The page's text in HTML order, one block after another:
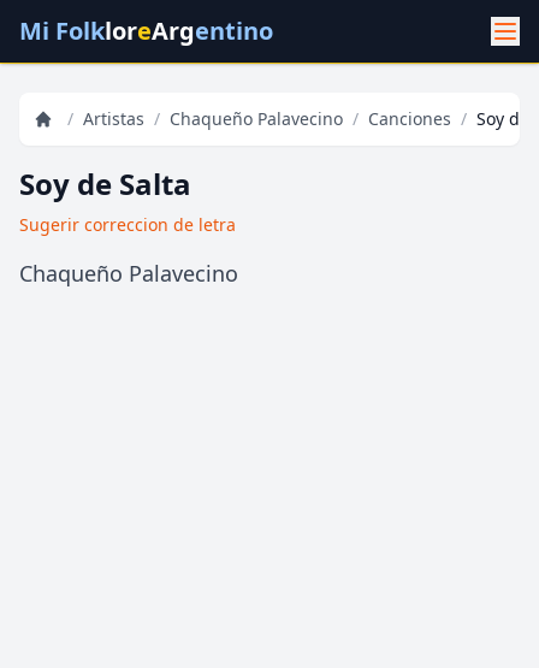
Mi FolkloreArgentino
/ Artistas / Chaqueño Palavecino / Canciones / Soy de
Soy de Salta
Sugerir correccion de letra
Chaqueño Palavecino